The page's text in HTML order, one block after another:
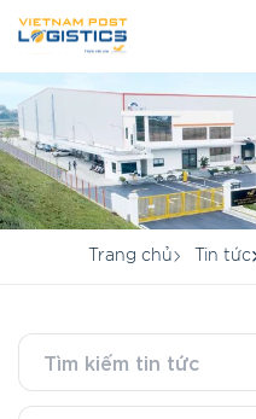
Trang chủ Tin tức